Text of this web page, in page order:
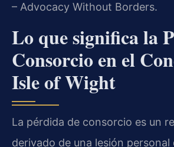
– Advocacy Without Borders.
Lo que significa la
Consorcio en el
Isle of Wight
La pérdida de consorcio es un
derivado de una lesión personal